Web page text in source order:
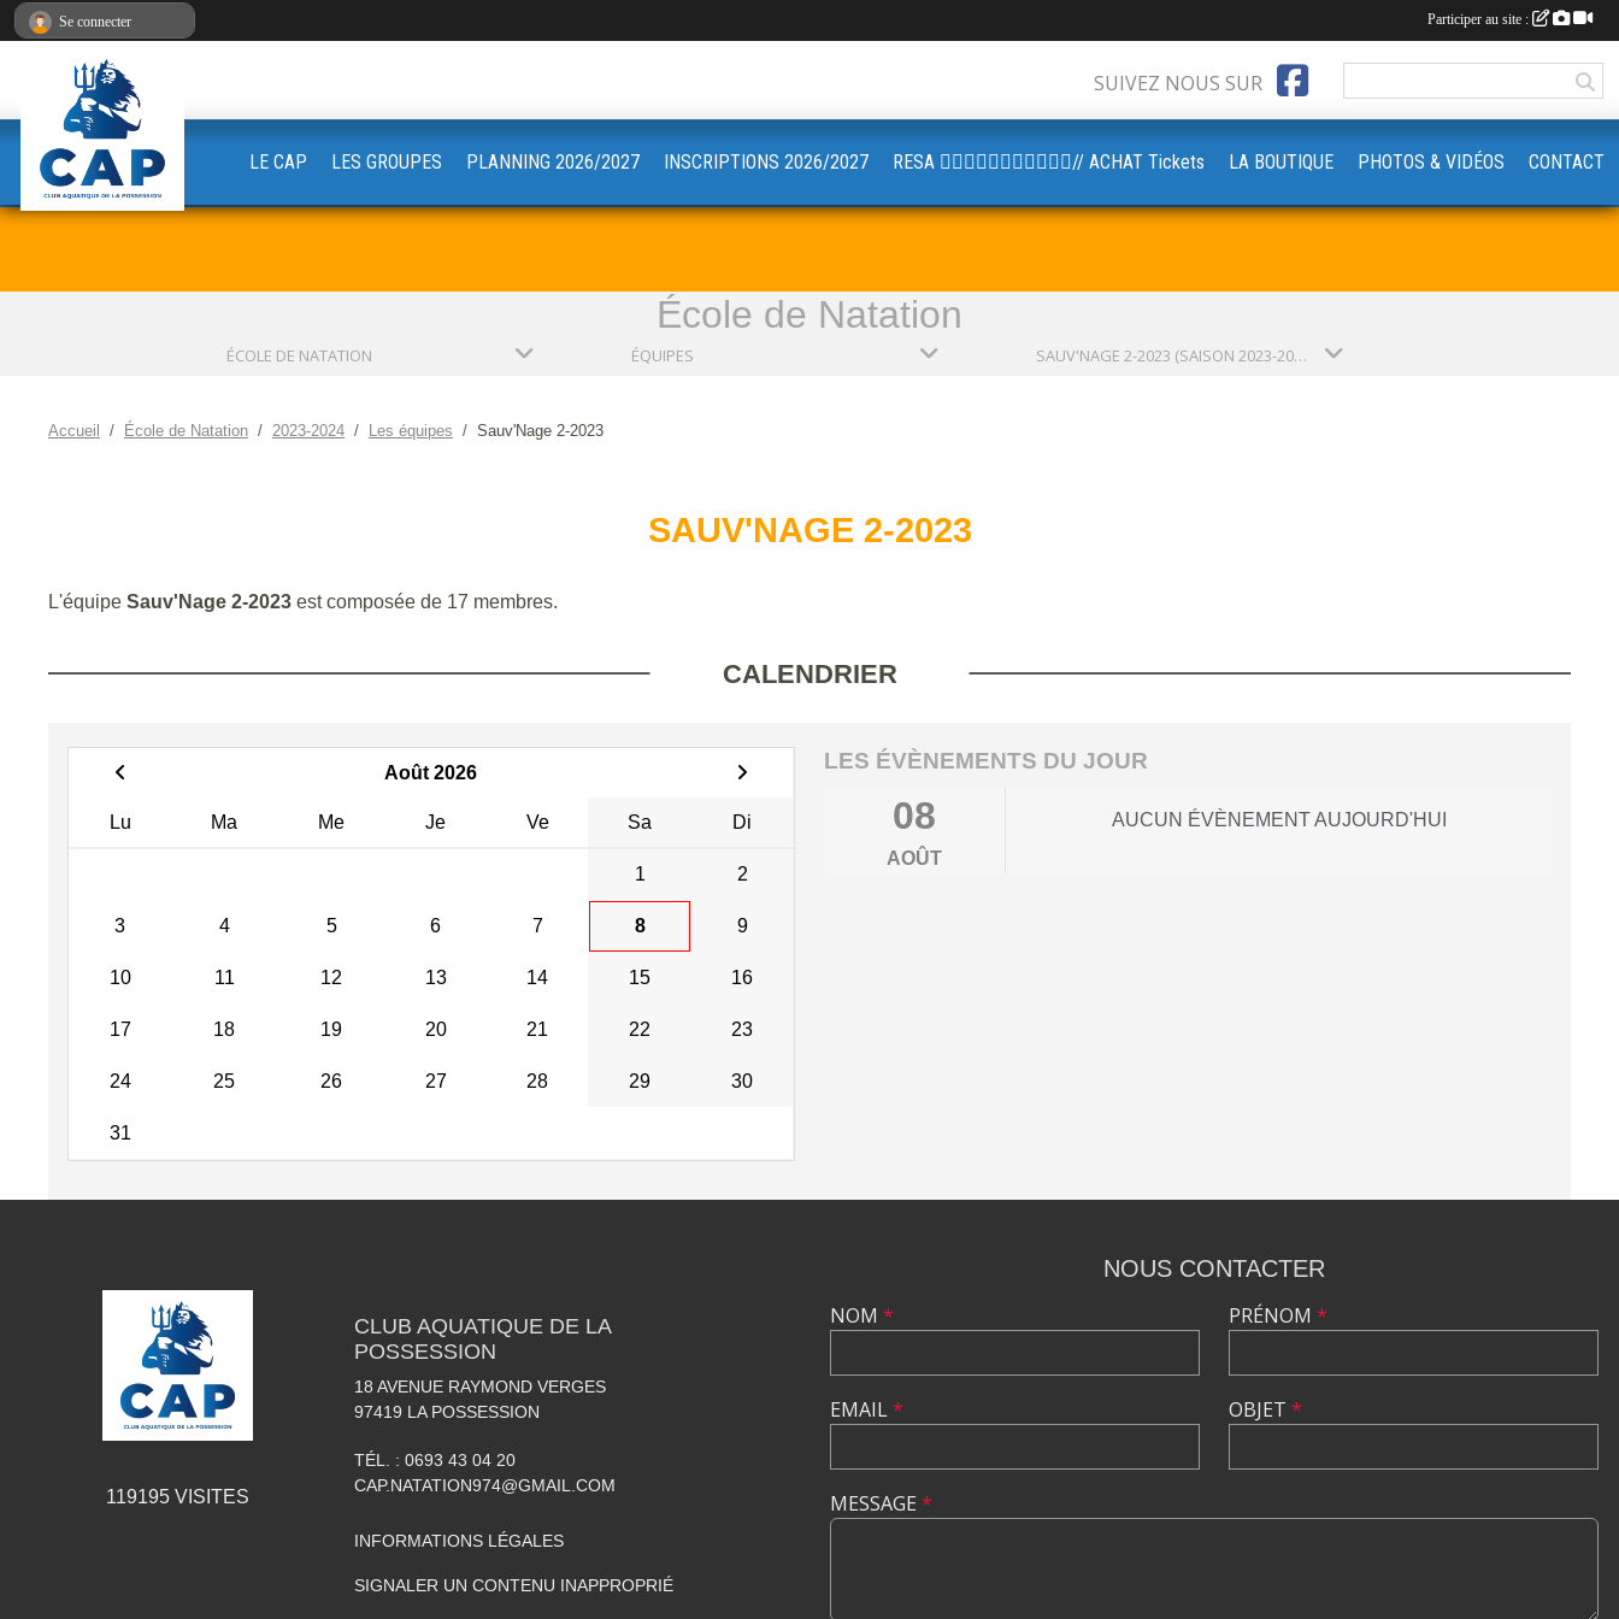
École de Natation
ÉCOLE DE NATATION ÉQUIPES SAUV'NAGE 2-2023 (SAISON 2023-2024)
Accueil École de Natation 2023-2024 Les équipes Sauv'Nage 2-2023
SAUV'NAGE 2-2023
L'équipe Sauv'Nage 2-2023 est composée de 17 membres.
CALENDRIER
Août 2026
Lu Ma Me Je Ve Sa Di
1 2
3 4 5 6 7 8 9
10 11 12 13 14 15 16
17 18 19 20 21 22 23
24 25 26 27 28 29 30
31
LES ÉVÈNEMENTS DU JOUR
08
AOÛT
AUCUN ÉVÈNEMENT AUJOURD'HUI
SUIVEZ NOUS SUR
LE CAP LES GROUPES PLANNING 2026/2027 INSCRIPTIONS 2026/2027 RESA 🏋🏼🤸🏻‍♂️🚴🏼‍♀️🧘🏼‍♀️// ACHAT Tickets LA BOUTIQUE PHOTOS & VIDÉOS CONTACT
119195VISITES
CLUB AQUATIQUE DE LA
POSSESSION
18 AVENUE RAYMOND VERGES
97419 LA POSSESSION
TÉL. : 0693 43 04 20
CAP.NATATION974@GMAIL.COM
INFORMATIONS LÉGALES
SIGNALER UN CONTENU INAPPROPRIÉ
NOUS CONTACTER
NOM *
EMAIL*
PRÉNOM *
OBJET *
MESSAGE *
Se connecter Participer au site :
Panneau de gestion des cookies